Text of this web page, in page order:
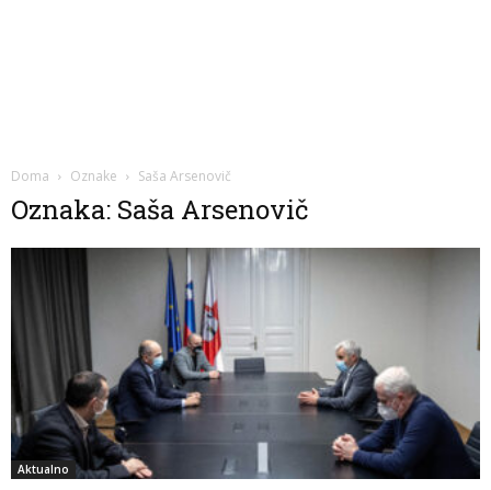
Doma Oznake Saša Arsenovič
Oznaka: Saša Arsenovič
Aktualno